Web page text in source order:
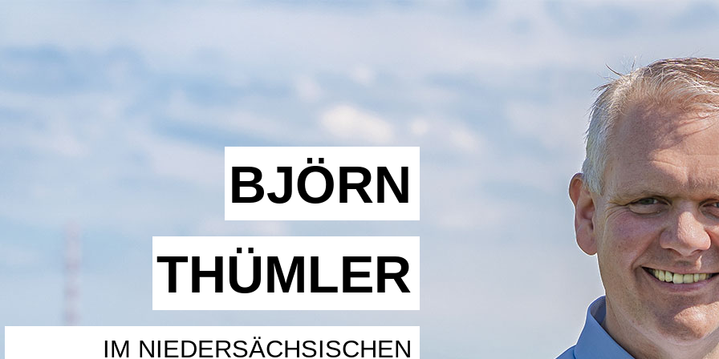
BJÖRN
THÜMLER
IM NIEDERSÄCHSISCHEN